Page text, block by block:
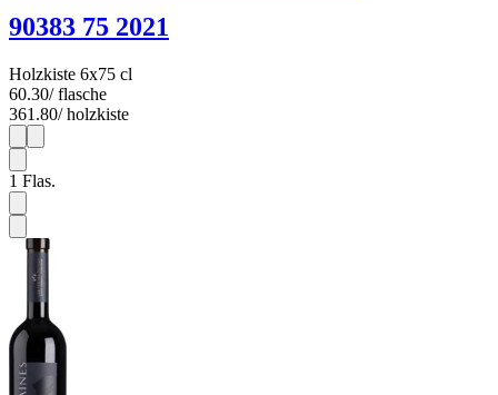
90383 75 2021
Holzkiste 6x75 cl
60.30/ flasche
361.80/ holzkiste
1
1 Flas.